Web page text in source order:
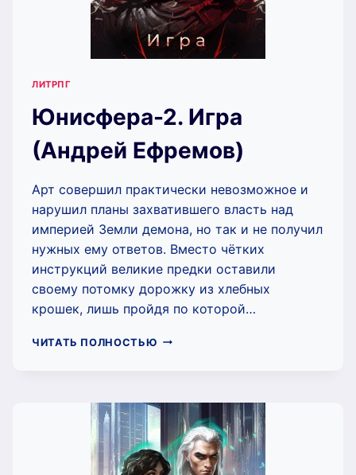
ЛИТРПГ
Юнисфера-2. Игра
(Андрей Ефремов)
Арт совершил практически невозможное и
нарушил планы захватившего власть над
империей Земли демона, но так и не получил
нужных ему ответов. Вместо чётких
инструкций великие предки оставили
своему потомку дорожку из хлебных
крошек, лишь пройдя по которой…
ЧИТАТЬ ПОЛНОСТЬЮ ЮНИСФЕРА-2.